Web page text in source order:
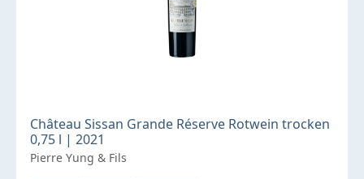
Château Sissan Grande Réserve Rotwein trocken
0,75 l | 2021
Pierre Yung & Fils